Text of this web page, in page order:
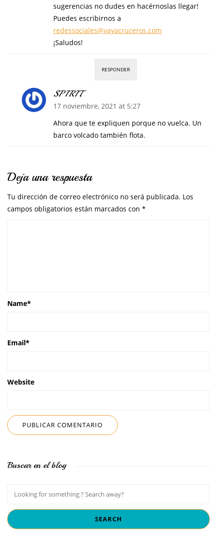
sugerencias no dudes en hacérnoslas llegar!
Puedes escribirnos a
redessociales@vayacruceros.com
¡Saludos!
RESPONDER
SPIRIT
17 noviembre, 2021 at 5:27
Ahora que te expliquen porque no vuelca. Un
barco volcado también flota.
Deja una respuesta
Tu dirección de correo electrónico no será publicada. Los
campos obligatorios están marcados con *
Name*
Email*
Website
Buscar en el blog